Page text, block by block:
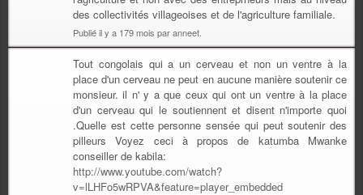
des collectivités villageoises et de l'agriculture familiale.
Publié il y a 179 mois par anneet.
Tout congolais qui a un cerveau et non un ventre à la
place d'un cerveau ne peut en aucune manière soutenir ce
monsieur. il n' y a que ceux qui ont un ventre à la place
d'un cerveau qui le soutiennent et disent n'importe quoi
.Quelle est cette personne sensée qui peut soutenir des
pilleurs Voyez ceci à propos de katumba Mwanke
conseiller de kabila:
http://www.youtube.com/watch?
v=lLHFo5wRPVA&feature=player_embedded